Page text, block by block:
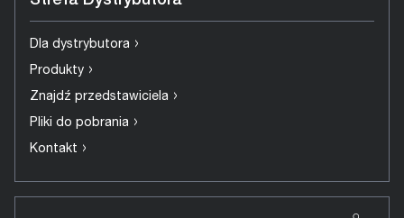
Dla dystrybutora ›
Produkty ›
Znajdź przedstawiciela ›
Pliki do pobrania ›
Kontakt ›